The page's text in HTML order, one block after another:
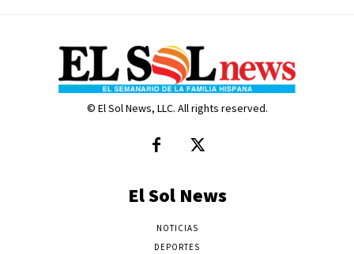
© El Sol News, LLC. All rights reserved.
El Sol News
NOTICIAS
DEPORTES